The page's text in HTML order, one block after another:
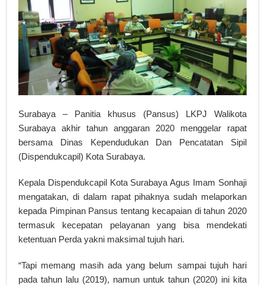
Surabaya – Panitia khusus (Pansus) LKPJ Walikota
Surabaya akhir tahun anggaran 2020 menggelar rapat
bersama Dinas Kependudukan Dan Pencatatan Sipil
(Dispendukcapil) Kota Surabaya.
Kepala Dispendukcapil Kota Surabaya Agus Imam Sonhaji
mengatakan, di dalam rapat pihaknya sudah melaporkan
kepada Pimpinan Pansus tentang kecapaian di tahun 2020
termasuk kecepatan pelayanan yang bisa mendekati
ketentuan Perda yakni maksimal tujuh hari.
“Tapi memang masih ada yang belum sampai tujuh hari
pada tahun lalu (2019), namun untuk tahun (2020) ini kita